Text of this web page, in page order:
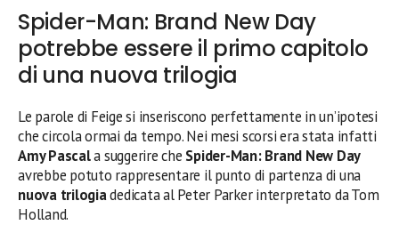
Spider-Man: Brand New Day
potrebbe essere il primo capitolo
di una nuova trilogia
Le parole di Feige si inseriscono perfettamente in un’ipotesi
che circola ormai da tempo. Nei mesi scorsi era stata infatti
Amy Pascala suggerire che Spider-Man: Brand New Day
avrebbe potuto rappresentare il punto di partenza di una
nuova trilogiadedicata al Peter Parker interpretato da Tom
Holland.